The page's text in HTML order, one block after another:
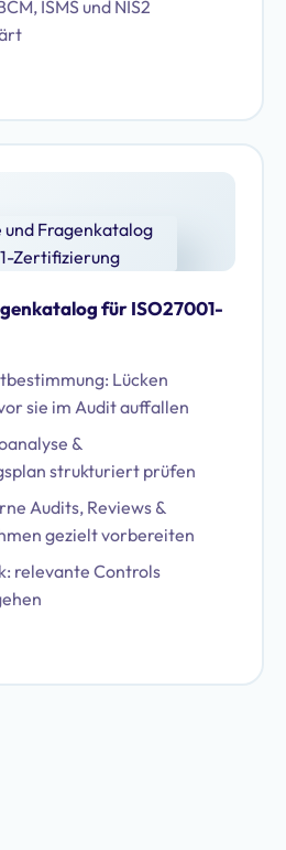
ISMS und NIS2
für ISO27001-
Lücken
sie im Audit auffallen
&
strukturiert prüfen
Audits, Reviews &
gezielt vorbereiten
relevante Controls